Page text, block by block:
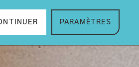
PARAMÈTRES